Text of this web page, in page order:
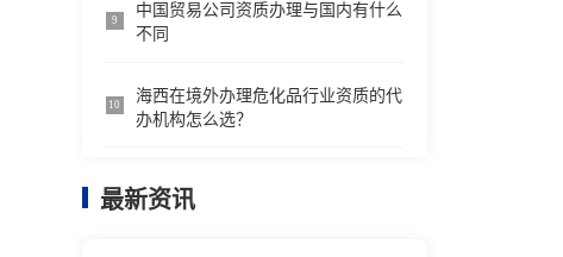
9
中国贸易公司资质办理与国内有什么
不同
10
海西在境外办理危化品行业资质的代
办机构怎么选？
最新资讯